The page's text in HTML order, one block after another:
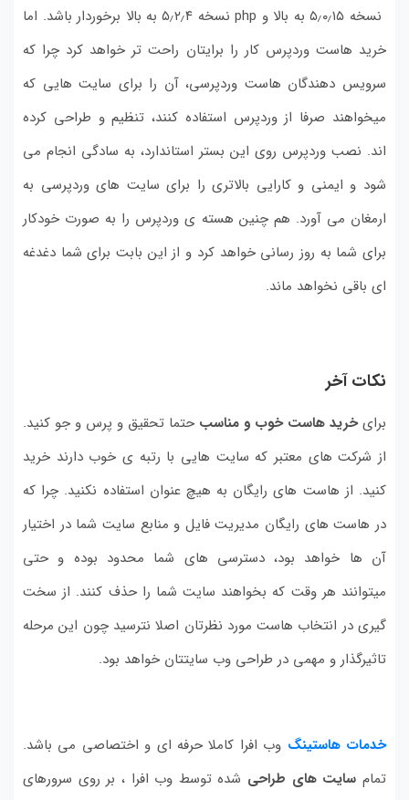
نسخه ۵٫۰٫۱۵ به بالا و php نسخه ۵٫۲٫۴ به بالا برخوردار باشد. اما
خرید هاست وردپرس کار را برایتان راحت تر خواهد کرد چرا که
سرویس دهندگان هاست وردپرسی، آن را برای سایت هایی که
میخواهند صرفا از وردپرس استفاده کنند، تنظیم و طراحی کرده
اند. نصب وردپرس روی این بستر استاندارد، به سادگی انجام می
شود و ایمنی و کارایی بالاتری را برای سایت های وردپرسی به
ارمغان می آورد. هم چنین هسته ی وردپرس را به صورت خودکار
برای شما به روز رسانی خواهد کرد و از این بابت برای شما دغدغه
ای باقی نخواهد ماند.
نکات آخر
برایخرید هاست خوب و مناسب حتما تحقیق و پرس و جو کنید.
از شرکت های معتبر که سایت هایی با رتبه ی خوب دارند خرید
کنید. از هاست های رایگان به هیچ عنوان استفاده نکنید. چرا که
در هاست های رایگان مدیریت فایل و منابع سایت شما در اختیار
آن ها خواهد بود، دسترسی های شما محدود بوده و حتی
میتوانند هر وقت که بخواهند سایت شما را حذف کنند. از سخت
گیری در انتخاب هاست مورد نظرتان اصلا نترسید چون این مرحله
تاثیرگذار و مهمی در طراحی وب سایتتان خواهد بود.
خدمات هاستینگ وب افرا کاملا حرفه ای و اختصاصی می باشد.
تمام سایت های طراحی شده توسط وب افرا ، بر روی سرورهای